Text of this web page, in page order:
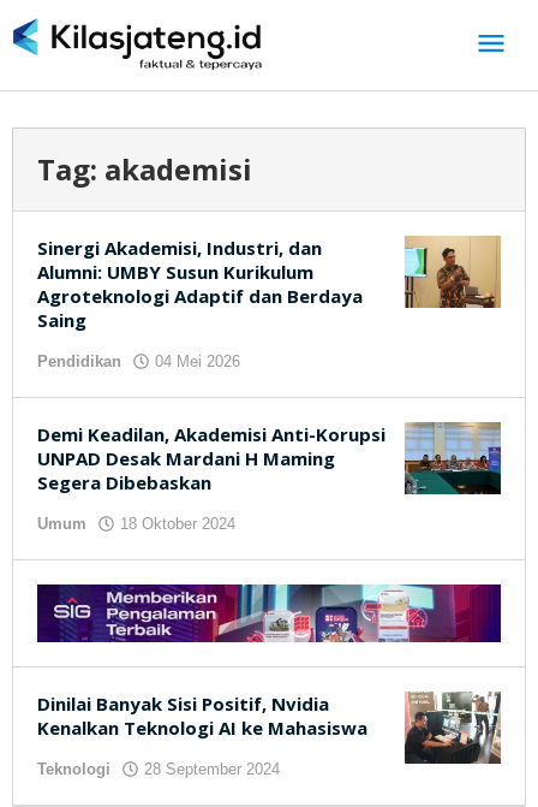
ke
Tag: akademisi
Sinergi Akademisi, Industri, dan
Alumni: UMBY Susun Kurikulum
Agroteknologi Adaptif dan Berdaya
Saing
Pendidikan 04 Mei 2026
Demi Keadilan, Akademisi Anti-Korupsi
UNPAD Desak Mardani H Maming
Segera Dibebaskan
Umum 18 Oktober 2024
Dinilai Banyak Sisi Positif, Nvidia
Kenalkan Teknologi AI ke Mahasiswa
Teknologi 28 September 2024